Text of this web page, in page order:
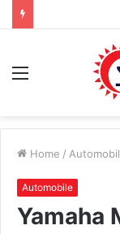
Menu
Home /
Automobile
Yamaha